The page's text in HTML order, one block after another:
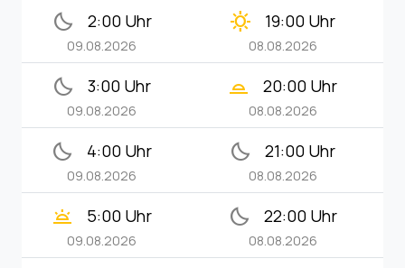
bedtime 2:00 Uhr
09.08.2026
clear_day 19:00 Uhr
08.08.2026
bedtime 3:00 Uhr
09.08.2026
wb_twilight_2 20:00 Uhr
08.08.2026
bedtime 4:00 Uhr
09.08.2026
bedtime 21:00 Uhr
08.08.2026
wb_twilight 5:00 Uhr
09.08.2026
bedtime 22:00 Uhr
08.08.2026